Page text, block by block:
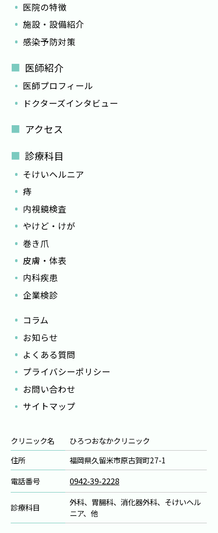
医院の特徴
施設・設備紹介
感染予防対策
医師紹介
医師プロフィール
ドクターズインタビュー
アクセス
診療科目
そけいヘルニア
痔
内視鏡検査
やけど・けが
巻き爪
皮膚・体表
内科疾患
企業検診
コラム
お知らせ
よくある質問
プライバシーポリシー
お問い合わせ
サイトマップ
クリニック名
ひろつおなかクリニック
住所
福岡県久留米市原古賀町27-1
電話番号
0942-39-2228
診療科目
外科、胃腸科、消化器外科、そけいヘル
ニア、他